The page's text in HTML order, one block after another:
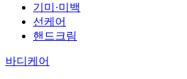
기미·미백
선케어
핸드크림
바디케어